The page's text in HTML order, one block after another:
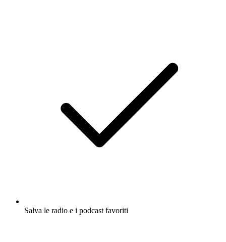
Salva le radio e i podcast favoriti